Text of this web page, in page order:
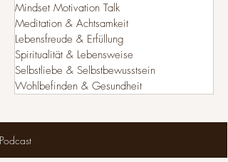
Mindset Motivation Talk
Meditation & Achtsamkeit
Lebensfreude & Erfüllung
Spiritualität & Lebensweise
Selbstliebe & Selbstbewusstsein
Wohlbefinden & Gesundheit
Podcast